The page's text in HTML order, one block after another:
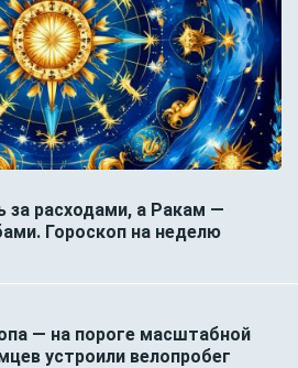
расходами, а Ракам —
Гороскоп на неделю
— на пороге масштабной
устроили велопробег